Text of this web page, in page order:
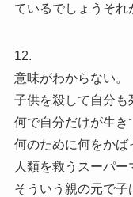
ているでしょうそれ
12.
意味がわからない。
子供を殺して自分も
何で自分だけが生き
何のために何をかば
人類を救うスーパ
そういう親の元で子